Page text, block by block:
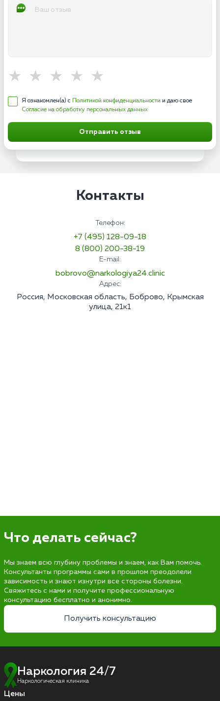
Я ознакомлен(а) с Политикой конфиденциальности и даю свое
Согласие на обработку персональных данных
Отправить отзыв
Контакты
Телефон:
+7 (495) 128-09-18
8 (800) 200-38-19
E-mail:
bobrovo@narkologiya24.clinic
Адрес:
Россия, Московская область, Боброво, Крымская
улица, 21к1
Что делать сейчас?
Мы знаем всю глубину проблемы и знаем, как Вам помочь.
Консультанты программы сами в прошлом преодолели
зависимость и знают изнутри все стороны болезни.
Свяжитесь с нами и получите профессиональную
консультацию бесплатно и анонимно.
Получить консультацию
Наркология 24/7
Наркологическая клиника
Цены